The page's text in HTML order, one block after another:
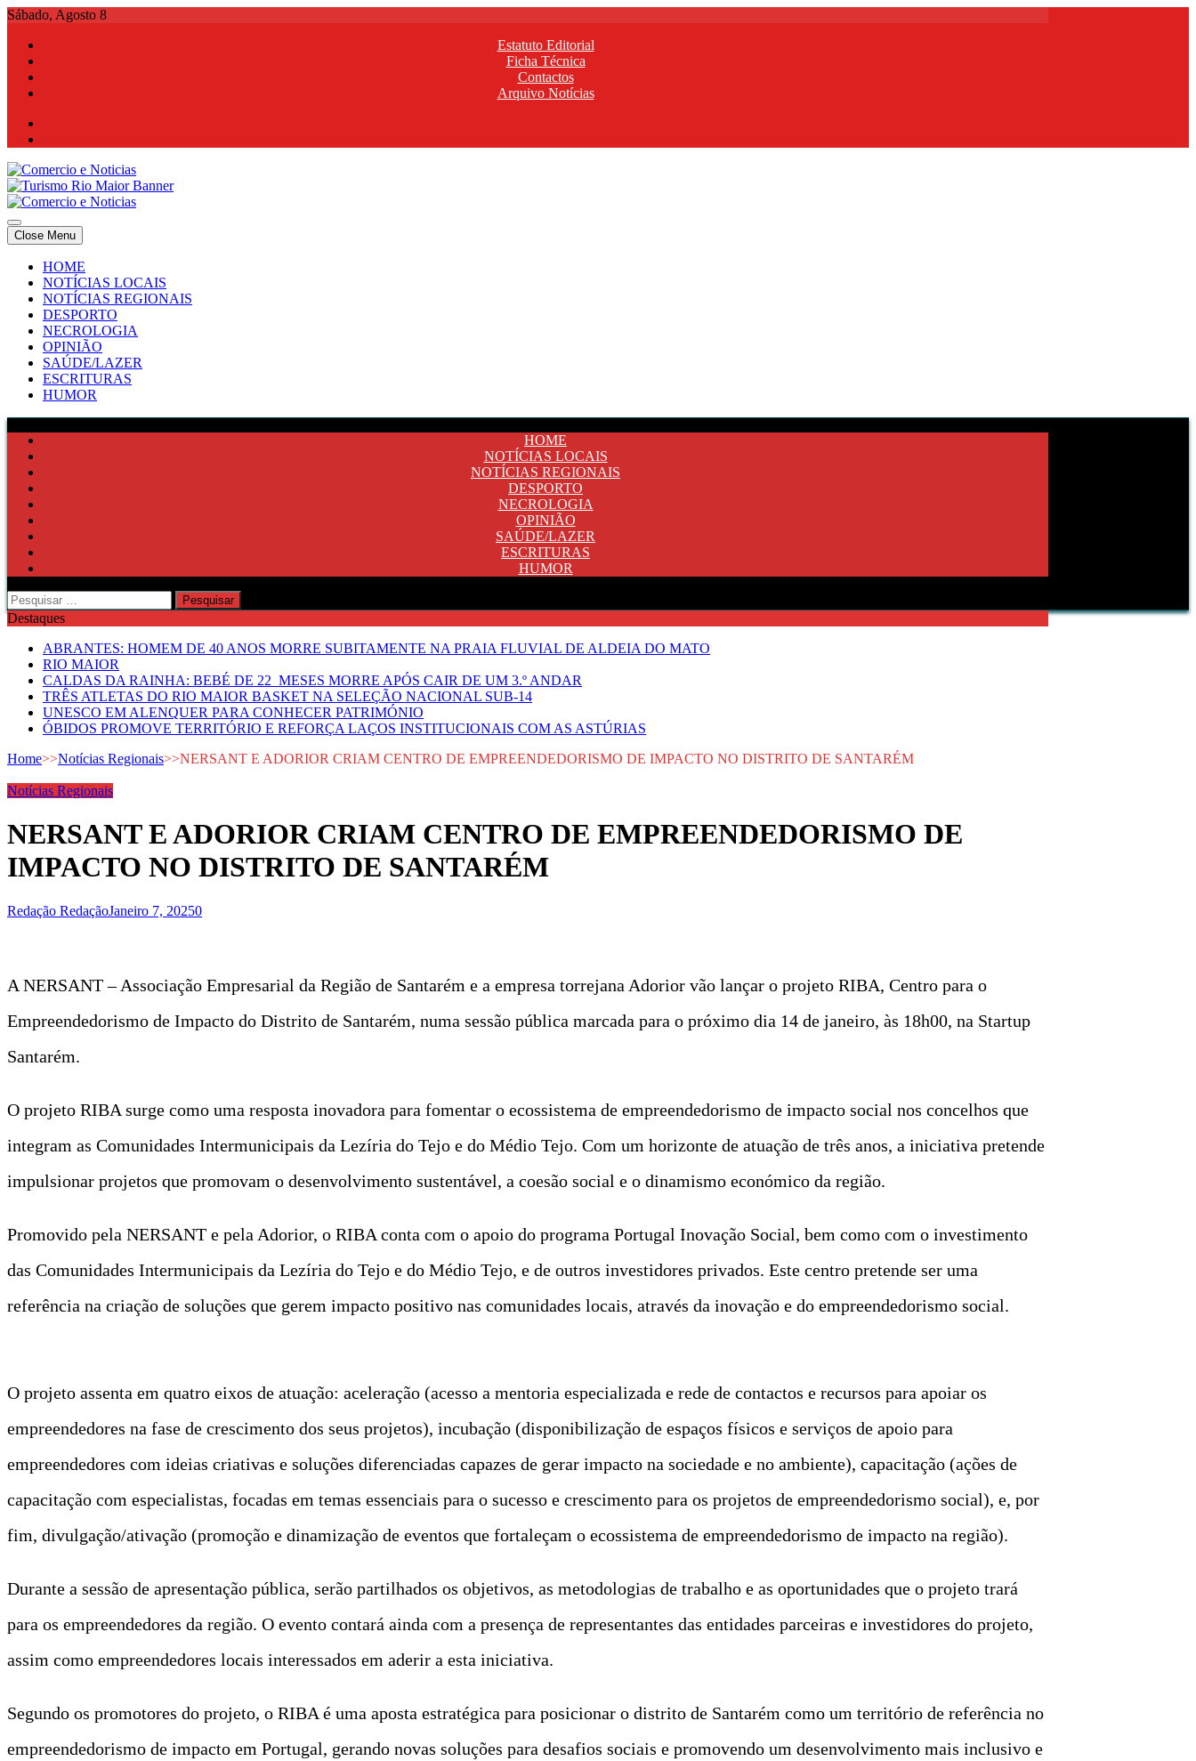
Skip
content
Sábado, Agosto 8
Estatuto Editorial
Ficha Técnica
Contactos
Arquivo Notícias
Comercio e Noticias
Notícias e Publicidade Online
Comercio e Noticias
Notícias e Publicidade Online
Close Menu
HOME
NOTÍCIAS LOCAIS
NOTÍCIAS REGIONAIS
DESPORTO
NECROLOGIA
OPINIÃO
SAÚDE/LAZER
ESCRITURAS
HUMOR
HOME
NOTÍCIAS LOCAIS
NOTÍCIAS REGIONAIS
DESPORTO
NECROLOGIA
OPINIÃO
SAÚDE/LAZER
ESCRITURAS
HUMOR
Pesquisar
por:
Destaques
ABRANTES: HOMEM DE 40 ANOS MORRE SUBITAMENTE NA PRAIA FLUVIAL DE ALDEIA DO MATO
RIO MAIOR
CALDAS DA RAINHA: BEBÉ DE 22 MESES MORRE APÓS CAIR DE UM 3.º ANDAR
TRÊS ATLETAS DO RIO MAIOR BASKET NA SELEÇÃO NACIONAL SUB-14
UNESCO EM ALENQUER PARA CONHECER PATRIMÓNIO
ÓBIDOS PROMOVE TERRITÓRIO E REFORÇA LAÇOS INSTITUCIONAIS COM AS ASTÚRIAS
Home>>Notícias Regionais>>NERSANT E ADORIOR CRIAM CENTRO DE EMPREENDEDORISMO DE IMPACTO NO DISTRITO DE SANTARÉM
Notícias Regionais
NERSANT E ADORIOR CRIAM CENTRO DE EMPREENDEDORISMO DE
IMPACTO NO DISTRITO DE SANTARÉM
Redação RedaçãoJaneiro 7, 20250
A NERSANT – Associação Empresarial da Região de Santarém e a empresa torrejana Adorior vão lançar o projeto RIBA, Centro para o
Empreendedorismo de Impacto do Distrito de Santarém, numa sessão pública marcada para o próximo dia 14 de janeiro, às 18h00, na Startup
Santarém.
O projeto RIBA surge como uma resposta inovadora para fomentar o ecossistema de empreendedorismo de impacto social nos concelhos que
integram as Comunidades Intermunicipais da Lezíria do Tejo e do Médio Tejo. Com um horizonte de atuação de três anos, a iniciativa pretende
impulsionar projetos que promovam o desenvolvimento sustentável, a coesão social e o dinamismo económico da região.
Promovido pela NERSANT e pela Adorior, o RIBA conta com o apoio do programa Portugal Inovação Social, bem como com o investimento
das Comunidades Intermunicipais da Lezíria do Tejo e do Médio Tejo, e de outros investidores privados. Este centro pretende ser uma
referência na criação de soluções que gerem impacto positivo nas comunidades locais, através da inovação e do empreendedorismo social.
O projeto assenta em quatro eixos de atuação: aceleração (acesso a mentoria especializada e rede de contactos e recursos para apoiar os
empreendedores na fase de crescimento dos seus projetos), incubação (disponibilização de espaços físicos e serviços de apoio para
empreendedores com ideias criativas e soluções diferenciadas capazes de gerar impacto na sociedade e no ambiente), capacitação (ações de
capacitação com especialistas, focadas em temas essenciais para o sucesso e crescimento para os projetos de empreendedorismo social), e, por
fim, divulgação/ativação (promoção e dinamização de eventos que fortaleçam o ecossistema de empreendedorismo de impacto na região).
Durante a sessão de apresentação pública, serão partilhados os objetivos, as metodologias de trabalho e as oportunidades que o projeto trará
para os empreendedores da região. O evento contará ainda com a presença de representantes das entidades parceiras e investidores do projeto,
assim como empreendedores locais interessados em aderir a esta iniciativa.
Segundo os promotores do projeto, o RIBA é uma aposta estratégica para posicionar o distrito de Santarém como um território de referência no
empreendedorismo de impacto em Portugal, gerando novas soluções para desafios sociais e promovendo um desenvolvimento mais inclusivo e